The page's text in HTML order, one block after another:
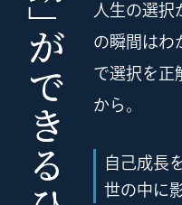
人生の選択
の瞬間はわ
で選択を正
から。
自己成長
世の中に